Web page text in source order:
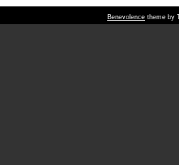
Benevolence theme by